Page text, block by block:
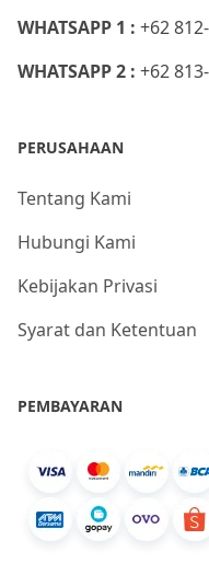
WHATSAPP 1 : +62
WHATSAPP 2 : +62
PERUSAHAAN
Tentang Kami
Hubungi Kami
Kebijakan Privasi
Syarat dan Ketentuan
PEMBAYARAN